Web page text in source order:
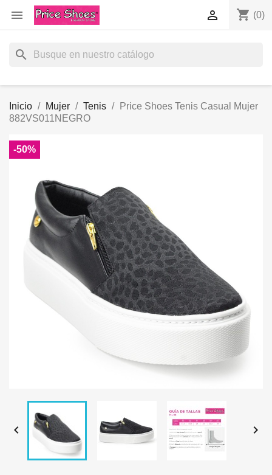
 shopping_cart (0)

search
Inicio Mujer Tenis
Price Shoes Tenis Casual Mujer
882VS011NEGRO
-50%
 